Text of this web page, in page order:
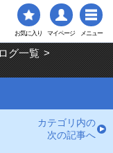
お気に入り マイページ メニュー
グ一覧 >
カテゴリ内の
次の記事へ